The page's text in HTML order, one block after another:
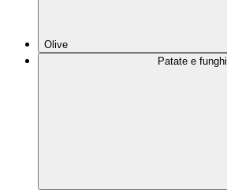
Olive
Patate e funghi